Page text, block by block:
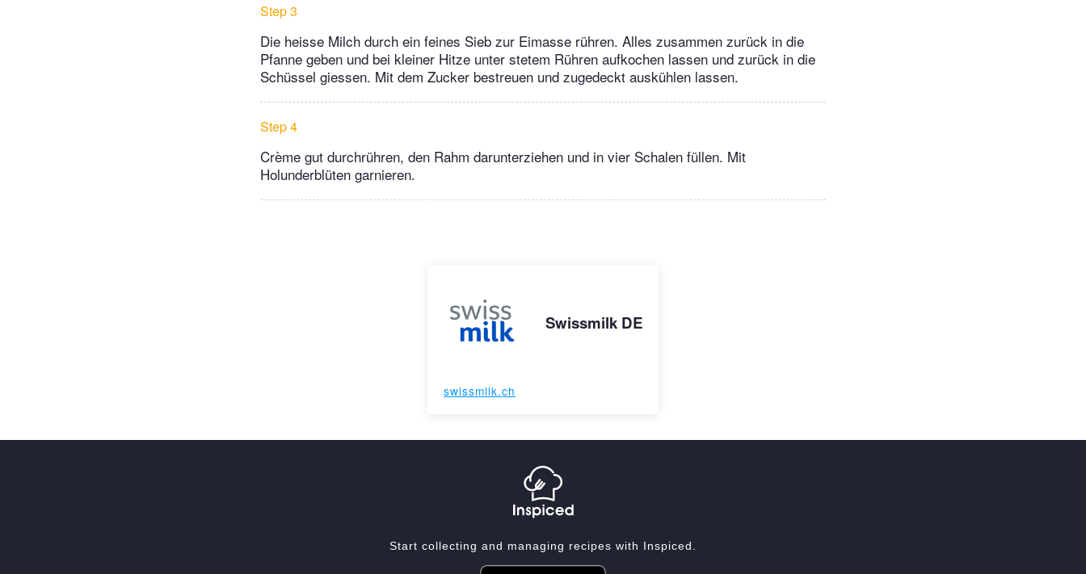
Step 3
Die heisse Milch durch ein feines Sieb zur Eimasse rühren. Alles zusammen zurück in die
Pfanne geben und bei kleiner Hitze unter stetem Rühren aufkochen lassen und zurück in die
Schüssel giessen. Mit dem Zucker bestreuen und zugedeckt auskühlen lassen.
Step 4
Crème gut durchrühren, den Rahm darunterziehen und in vier Schalen füllen. Mit
Holunderblüten garnieren.
Swissmilk DE
swissmilk.ch
Start collecting and managing recipes with Inspiced.